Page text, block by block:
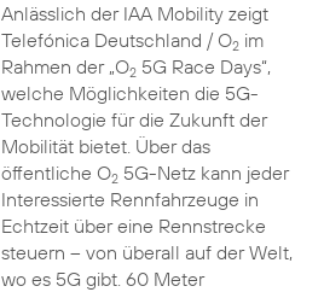
Anlässlich der IAA Mobility zeigt
Telefónica Deutschland / O2im
Rahmen der „O25G Race Days“,
welche Möglichkeiten die 5G-
Technologie für die Zukunft der
Mobilität bietet. Über das
öffentliche O25G-Netz kann jeder
Interessierte Rennfahrzeuge in
Echtzeit über eine Rennstrecke
steuern – von überall auf der Welt,
wo es 5G gibt. 60 Meter